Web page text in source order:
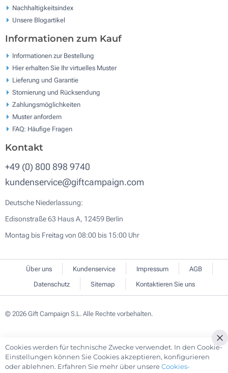
Nachhaltigkeitsindex
Unsere Blogartikel
Informationen zum Kauf
Informationen zur Bestellung
Hier erhalten Sie Ihr virtuelles Muster
Lieferung und Garantie
Stornierung und Rücksendung
Zahlungsmöglichkeiten
Muster anfordern
FAQ: Häufige Fragen
Kontakt
+49 (0) 800 898 9740
kundenservice@giftcampaign.com
Deutsche Niederlassung:
Edisonstraße 63 Haus A, 12459 Berlin
Montag bis Freitag von 08:00 bis 15:00 Uhr
Über uns Kundenservice Impressum
AGB
Datenschutz
Sitemap Kontaktieren Sie uns
© 2026 Gift Campaign S.L. Alle Rechte vorbehalten.
Cookies werden für technische Zwecke verwendet. In den Cookie-
Einstellungen können Sie Cookies akzeptieren, konfigurieren
oder ablehnen. Erfahren Sie mehr über unsereCookies-